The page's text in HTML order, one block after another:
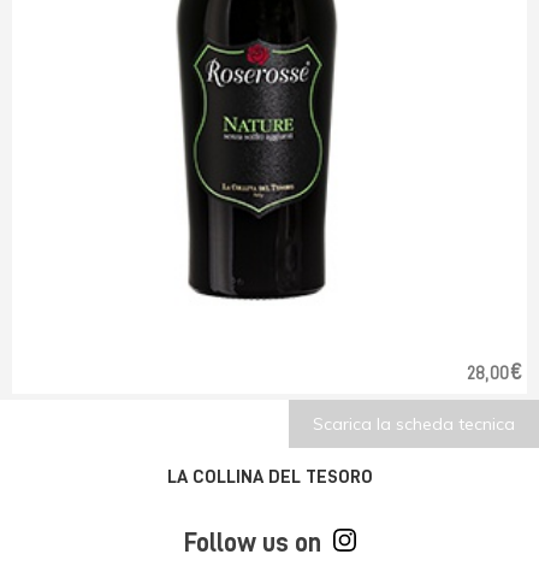
28,00€
Scarica la scheda tecnica
LA COLLINA DEL TESORO
Follow us on